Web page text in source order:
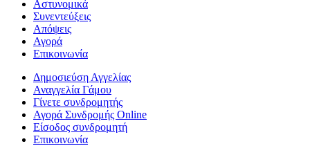
Αστυνομικά
Συνεντεύξεις
Απόψεις
Αγορά
Επικοινωνία
Δημοσιεύση Αγγελίας
Αναγγελία Γάμου
Γίνετε συνδρομητής
Αγορά Συνδρομής Online
Είσοδος συνδρομητή
Επικοινωνία